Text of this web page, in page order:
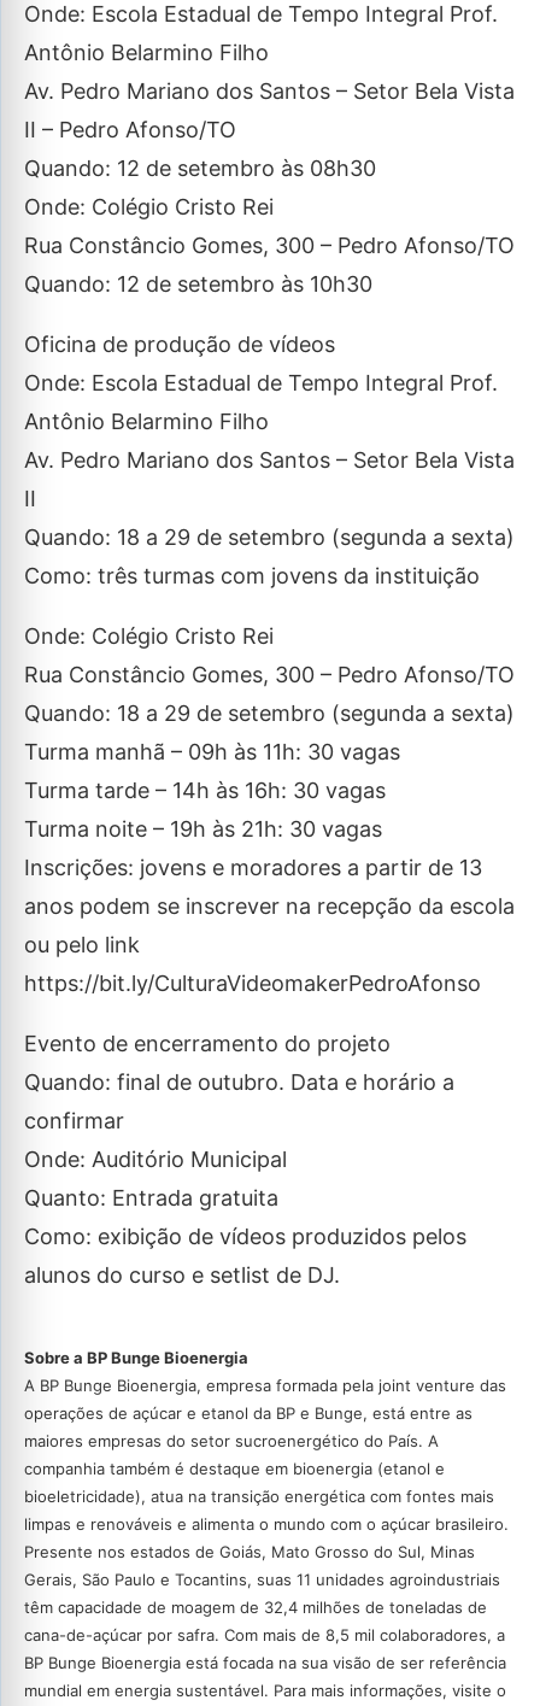
Onde: Escola Estadual de Tempo Integral Prof.
Antônio Belarmino Filho
Av. Pedro Mariano dos Santos – Setor Bela Vista
II – Pedro Afonso/TO
Quando: 12 de setembro às 08h30
Onde: Colégio Cristo Rei
Rua Constâncio Gomes, 300 – Pedro Afonso/TO
Quando: 12 de setembro às 10h30
Oficina de produção de vídeos
Onde: Escola Estadual de Tempo Integral Prof.
Antônio Belarmino Filho
Av. Pedro Mariano dos Santos – Setor Bela Vista
II
Quando: 18 a 29 de setembro (segunda a sexta)
Como: três turmas com jovens da instituição
Onde: Colégio Cristo Rei
Rua Constâncio Gomes, 300 – Pedro Afonso/TO
Quando: 18 a 29 de setembro (segunda a sexta)
Turma manhã – 09h às 11h: 30 vagas
Turma tarde – 14h às 16h: 30 vagas
Turma noite – 19h às 21h: 30 vagas
Inscrições: jovens e moradores a partir de 13
anos podem se inscrever na recepção da escola
ou pelo link
https://bit.ly/CulturaVideomakerPedroAfonso
Evento de encerramento do projeto
Quando: final de outubro. Data e horário a
confirmar
Onde: Auditório Municipal
Quanto: Entrada gratuita
Como: exibição de vídeos produzidos pelos
alunos do curso e setlist de DJ.
Sobre a BP Bunge Bioenergia
A BP Bunge Bioenergia, empresa formada pela joint venture das
operações de açúcar e etanol da BP e Bunge, está entre as
maiores empresas do setor sucroenergético do País. A
companhia também é destaque em bioenergia (etanol e
bioeletricidade), atua na transição energética com fontes mais
limpas e renováveis e alimenta o mundo com o açúcar brasileiro.
Presente nos estados de Goiás, Mato Grosso do Sul, Minas
Gerais, São Paulo e Tocantins, suas 11 unidades agroindustriais
têm capacidade de moagem de 32,4 milhões de toneladas de
cana-de-açúcar por safra. Com mais de 8,5 mil colaboradores, a
BP Bunge Bioenergia está focada na sua visão de ser referência
mundial em energia sustentável. Para mais informações, visite o